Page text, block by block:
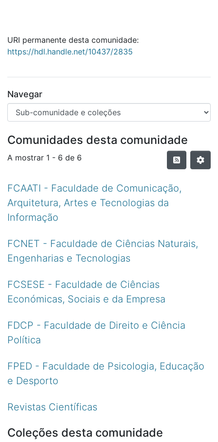
URI permanente desta comunidade:
https://hdl.handle.net/10437/2835
Navegar
Comunidades desta comunidade
A mostrar 1 - 6 de 6
FCAATI - Faculdade de Comunicação,
Arquitetura, Artes e Tecnologias da
Informação
FCNET - Faculdade de Ciências Naturais,
Engenharias e Tecnologias
FCSESE - Faculdade de Ciências
Económicas, Sociais e da Empresa
FDCP - Faculdade de Direito e Ciência
Política
FPED - Faculdade de Psicologia, Educação
e Desporto
Revistas Científicas
Coleções desta comunidade